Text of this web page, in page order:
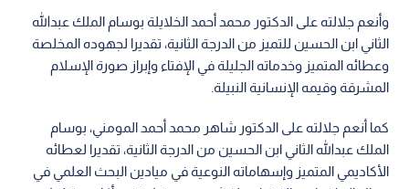
وأنعم جلالته على الدكتور محمد أحمد الخلايلة بوسام الملك عبدالله
الثاني ابن الحسين للتميز من الدرجة الثانية، تقديرا لجهوده المخلصة
وعطائه المتميز وخدماته الجليلة في الإفتاء وإبراز صورة الإسلام
المشرقة وقيمه الإنسانية النبيلة.
كما أنعم جلالته على الدكتور شاهر محمد أحمد المومني، بوسام
الملك عبدالله الثاني ابن الحسين من الدرجة الثانية، تقديرا لعطائه
الأكاديمي المتميز وإسهاماته النوعية في ميادين البحث العلمي في